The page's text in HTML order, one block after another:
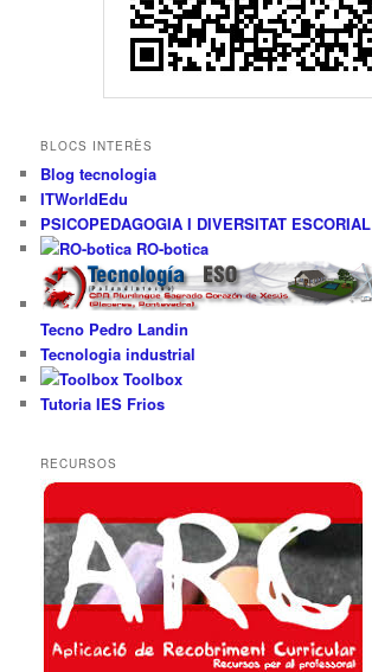
BLOCS INTERÈS
Blog tecnologia
ITWorldEdu
PSICOPEDAGOGIA I DIVERSITAT ESCORIAL
RO-botica
Tecno Pedro Landin
Tecnologia industrial
Toolbox
Tutoria IES Frios
RECURSOS